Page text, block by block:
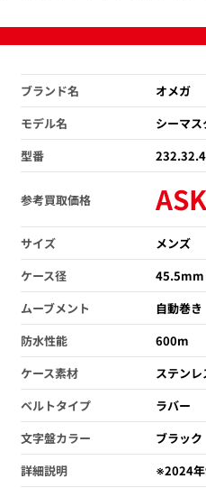
ブランド名
オメガ
モデル名
シーマス
型番
参考買取価格 ASK
サイズ
メンズ
ケース径
45.5mm
ムーブメント
自動巻き
防水性能
600m
ケース素材
ステン
ベルトタイプ
ラバー
文字盤カラー
ブラック
詳細説明
※2024年